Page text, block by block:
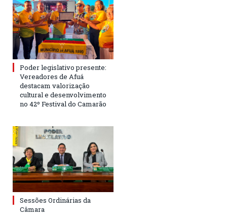
Poder legislativo presente:
Vereadores de Afuá
destacam valorização
cultural e desenvolvimento
no 42º Festival do Camarão
Sessões Ordinárias da
Câmara